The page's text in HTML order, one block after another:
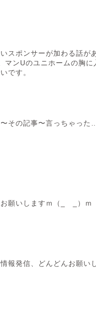
スポンサーが加わる話が
ンUのユニホームの胸に
です。
〜その記事〜言っちゃっ
お願いしますｍ（_ _）ｍ
報発信、どんどんお願い